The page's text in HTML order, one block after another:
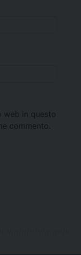
web in questo
commento.